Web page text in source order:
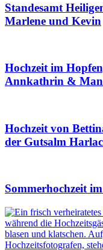
Standesamt
Marlene und Kevin
Hochzeit im
Annkathrin &
Hochzeit von
der Gutsalm
Sommerhochzeit